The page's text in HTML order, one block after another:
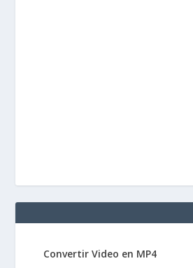
Convertir Video en MP4